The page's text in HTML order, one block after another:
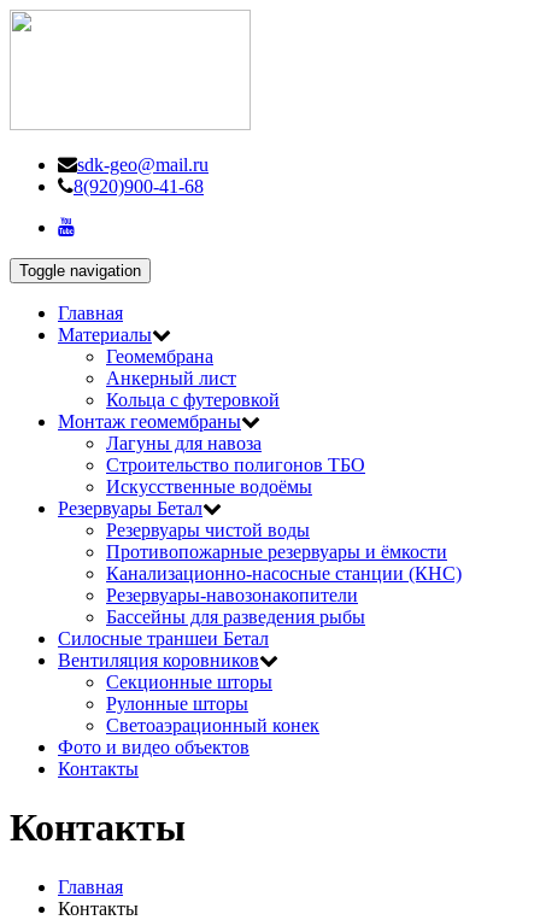
sdk-geo@mail.ru
8(920)900-41-68
Toggle navigation
Главная
Материалы
Геомембрана
Анкерный лист
Кольца с футеровкой
Монтаж геомембраны
Лагуны для навоза
Строительство полигонов ТБО
Искусственные водоёмы
Резервуары Бетал
Резервуары чистой воды
Противопожарные резервуары и ёмкости
Канализационно-насосные станции (КНС)
Резервуары-навозонакопители
Бассейны для разведения рыбы
Силосные траншеи Бетал
Вентиляция коровников
Секционные шторы
Рулонные шторы
Светоаэрационный конек
Фото и видео объектов
Контакты
Контакты
Главная
Контакты